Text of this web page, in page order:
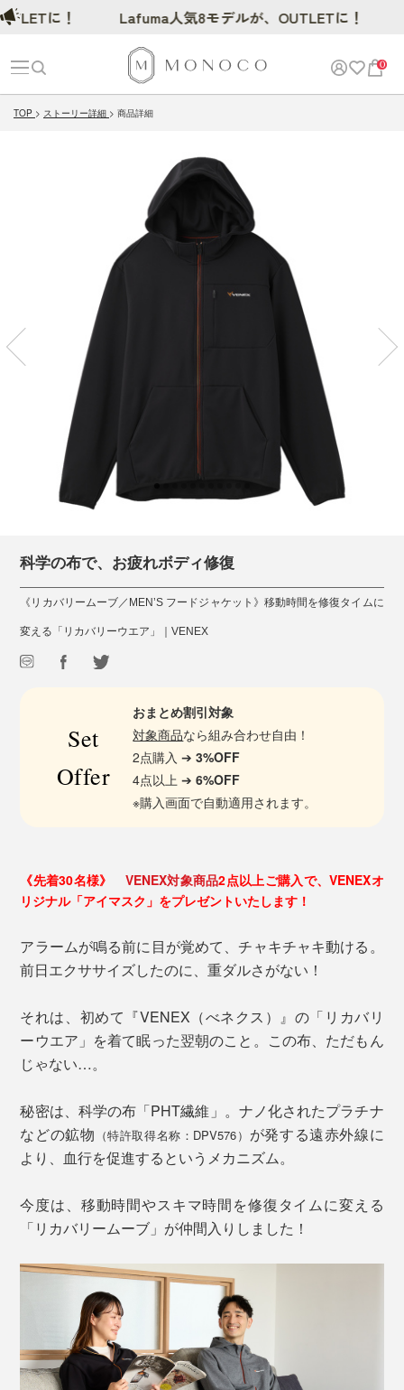
0
TOP ストーリー詳細 商品詳細
科学の布で、お疲れボディ修復
《リカバリームーブ／MEN’S フードジャケット》移動時間を修復タイムに
変える「リカバリーウエア」｜VENEX
Set
Offer
おまとめ割引対象
対象商品なら組み合わせ自由！
2点購入 ➔3%OFF
4点以上 ➔6%OFF
※購入画面で自動適用されます。
《先着30名様》 VENEX対象商品2点以上ご購入で、VENEXオ
リジナル「アイマスク」をプレゼントいたします！
アラームが鳴る前に目が覚めて、チャキチャキ動ける。
前日エクササイズしたのに、重ダルさがない！
それは、初めて『VENEX（べネクス）』の「リカバリ
ーウエア」を着て眠った翌朝のこと。この布、ただもん
じゃない…。
秘密は、科学の布「PHT繊維」。ナノ化されたプラチナ
などの鉱物 （特許取得名称：DPV576） が発する遠赤外線に
より、血行を促進するというメカニズム。
今度は、移動時間やスキマ時間を修復タイムに変える
「リカバリームーブ」が仲間入りしました！
に！ Lafuma人気8モデルが、OUTLETに！